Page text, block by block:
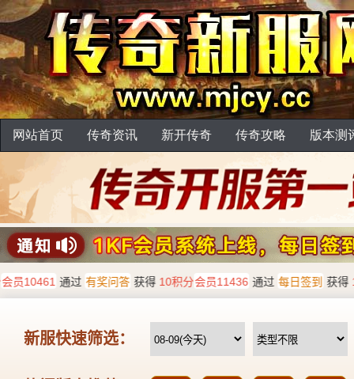
网站首页 传奇资讯 新开传奇 传奇攻略 版本测